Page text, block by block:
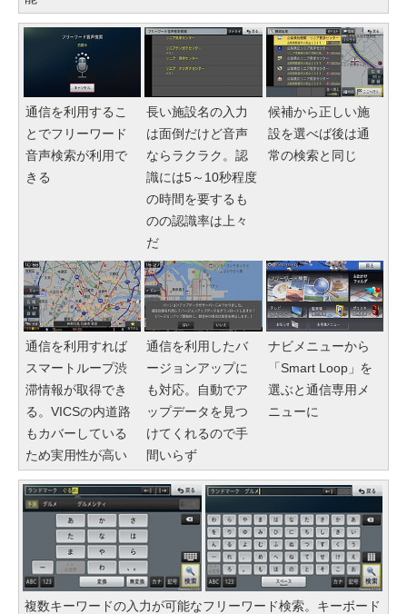
通信を利用するこ
とでフリーワード
音声検索が利用で
きる
長い施設名の入力
は面倒だけど音声
ならラクラク。認
識には5～10秒程度
の時間を要するも
のの認識率は上々
だ
候補から正しい施
設を選べば後は通
常の検索と同じ
通信を利用すれば
スマートループ渋
滞情報が取得でき
る。VICSの内道路
もカバーしている
ため実用性が高い
通信を利用したバ
ージョンアップに
も対応。自動でア
ップデータを見つ
けてくれるので手
間いらず
ナビメニューから
「Smart Loop」を
選ぶと通信専用メ
ニューに
複数キーワードの入力が可能なフリーワード検索。キーボード